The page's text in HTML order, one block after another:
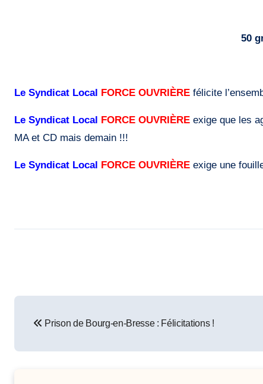
50
Le Syndicat Local FORCE OUVRIÈRE félicite
Le Syndicat Local FORCE OUVRIÈRE exige que les
MA et CD mais demain !!!
Le Syndicat Local FORCE OUVRIÈRE exige une
navigation
Prison de Bourg-en-Bresse : Félicitations !